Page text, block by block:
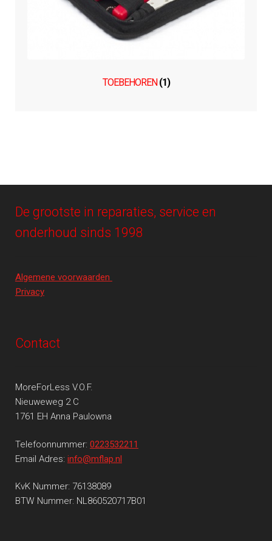
TOEBEHOREN(1)
De grootste in reparaties, service en
onderhoud sinds 1998
Algemene voorwaarden
Privacy
Contact
MoreForLess V.O.F.
Nieuweweg 2 C
1761 EH Anna Paulowna
Telefoonnummer: 0223532211
Email Adres: info@mflap.nl
KvK Nummer: 76138089
BTW Nummer: NL860520717B01